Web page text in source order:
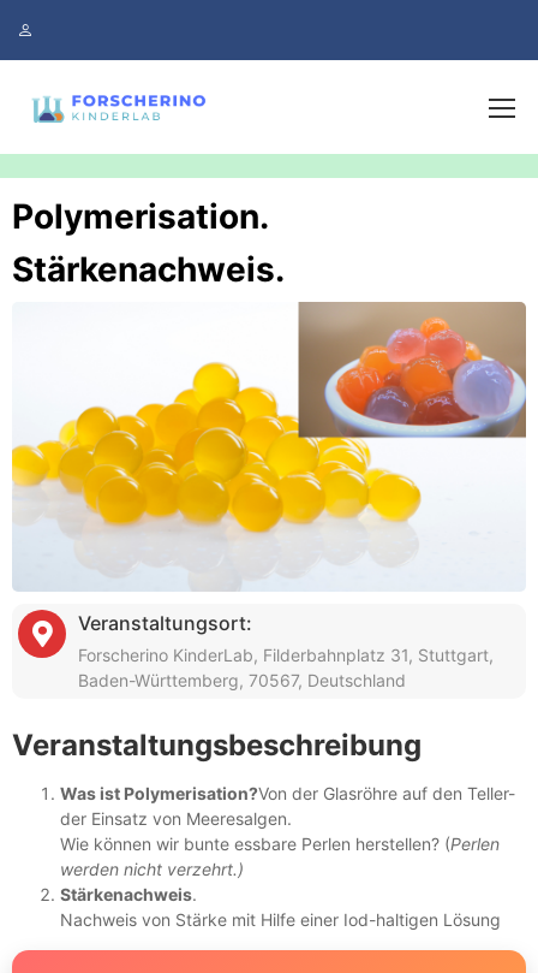
Polymerisation.
Stärkenachweis.
Veranstaltungsort:
Forscherino KinderLab, Filderbahnplatz 31, Stuttgart,
Baden-Württemberg, 70567, Deutschland
Veranstaltungsbeschreibung
Was ist Polymerisation?Von der Glasröhre auf den Teller-
der Einsatz von Meeresalgen.
Wie können wir bunte essbare Perlen herstellen? (Perlen
werden nicht verzehrt.)
Stärkenachweis.
Nachweis von Stärke mit Hilfe einer Iod-haltigen Lösung